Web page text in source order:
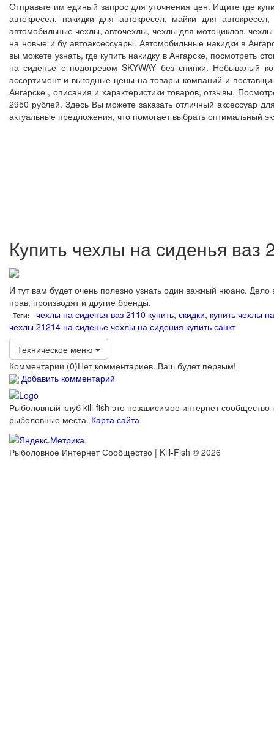
Отправьте им единый запрос для уточнения цен. Ищите где
автокресел, накидки для автокресел, майки для
автомобильные чехлы, авточехлы, чехлы для мотоциклов,
на новые и бу автоаксессуары. Автомобильные накидки в
вы можете узнать, где купить накидку в Ангарске, посмотреть
на сиденье с подогревом SKYWAY без спинки. Небывалый
ассортимент и выгодные цены на товары компаний и
Ангарске , описания и характеристики товаров, отзывы.
2950 рублей. Здесь Вы можете заказать отличный аксессуар
актуальные предложения, что помогает выбрать
Купить чехлы на сиденья ваз
И тут вам будет очень полезно узнать один важный нюанс.
прав, производят и другие бренды.
Теги: чехлы на сиденья ваз 2110 купить, скидки, купить чехлы
чехлы 21214 на сиденье чехлы на сидения купить санкт
Техническое меню
Комментарии (0)Нет комментариев. Ваш будет первым!
Добавить комментарий
Рыболовный клуб kill-fish это независимое интернет сообщество
рыболовные места. Карта сайта
Рыболовное Интернет Сообщество | Kill-Fish © 2026